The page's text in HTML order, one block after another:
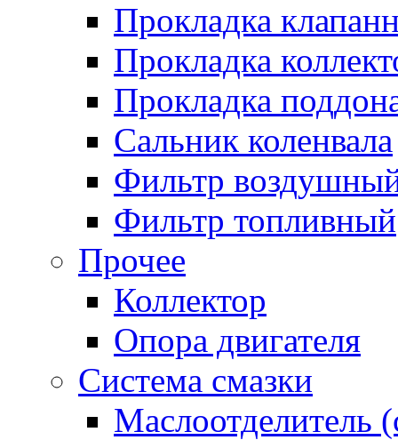
Прокладка
Прокладка
Прокладка
Сальник коленвала
Фильтр
Фильтр топливный
Прочее
Коллектор
Опора двигателя
Система смазки
Маслоотделитель